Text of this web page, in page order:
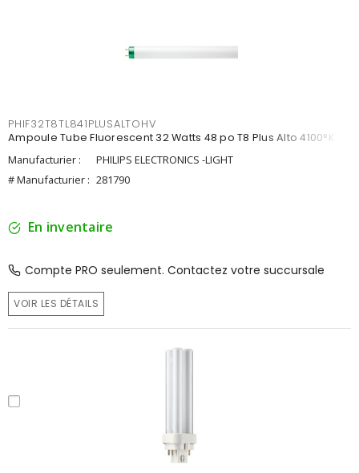
PHIF32T8TL841PLUSALTOHV
Ampoule Tube Fluorescent 32 Watts 48 po T8 Plus Alto 4100°K
Manufacturier :
PHILIPS ELECTRONICS -LIGHT
# Manufacturier : 281790
En inventaire
Compte PRO seulement. Contactez votre succursale
VOIR LES DÉTAILS